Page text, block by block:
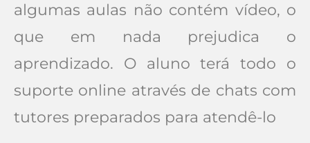
algumas aulas não contém vídeo, o
que em nada prejudica o
aprendizado. O aluno terá todo o
suporte online através de chats com
tutores preparados para atendê-lo